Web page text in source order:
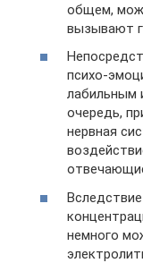
общем,
вызывают
психо-
лабильным
очередь,
нервная
немного